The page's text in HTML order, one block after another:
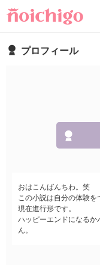
プロフィール
おはこんばんちわ。笑
この小説は自分の体験を
現在進行形です。
ハッピーエンドになる
ん。